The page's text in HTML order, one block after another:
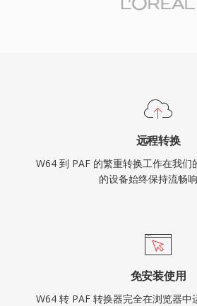
远程转换
W64 到 PAF 的繁重转换工作在我们
的设备始终保持流畅响
免安装使用
W64 转 PAF 转换器完全在浏览器中